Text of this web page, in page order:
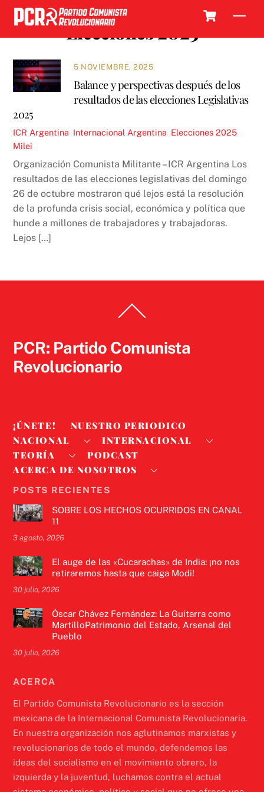
Skip
content
Elecciones 2025
5 NOVIEMBRE, 2025
Balance y perspectivas después de los
resultados de las elecciones Legislativas
2025
ICR Argentina Internacional Argentina Elecciones 2025
Milei
Organización Comunista Militante – ICR Argentina Los
resultados de las elecciones legislativas del domingo
26 de octubre mostraron qué lejos está la resolución
de la profunda crisis social, económica y política que
hunde a millones de trabajadores y trabajadoras.
Lejos […]
To
PCR: Partido Comunista
Revolucionario
¡ÚNETE!
NUESTRO PERIODICO
NACIONAL
INTERNACIONAL
TEORÍA
PODCAST
ACERCA DE NOSOTROS
POSTS RECIENTES
SOBRE LOS HECHOS OCURRIDOS EN CANAL
11
3 agosto, 2026
El auge de las «Cucarachas» de India: ¡no nos
retiraremos hasta que caiga Modi!
30 julio, 2026
Óscar Chávez Fernández: La Guitarra como
MartilloPatrimonio del Estado, Arsenal del
Pueblo
30 julio, 2026
ACERCA
El Partido Comunista Revolucionario es la sección
mexicana de la Internacional Comunista Revolucionaria.
En nuestra organización nos aglutinamos marxistas y
revolucionarios de todo el mundo, defendemos las
ideas del socialismo en el movimiento obrero, la
izquierda y la juventud, luchamos contra el actual